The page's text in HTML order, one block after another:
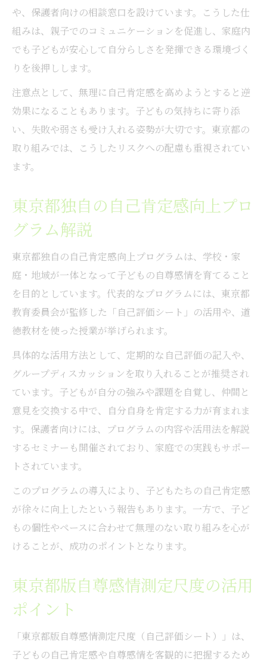
や、保護者向けの相談窓口を設けています。こうした仕
組みは、親子でのコミュニケーションを促進し、家庭内
でも子どもが安心して自分らしさを発揮できる環境づく
りを後押しします。
注意点として、無理に自己肯定感を高めようとすると逆
効果になることもあります。子どもの気持ちに寄り添
い、失敗や弱さも受け入れる姿勢が大切です。東京都の
取り組みでは、こうしたリスクへの配慮も重視されてい
ます。
東京都独自の自己肯定感向上プロ
グラム解説
東京都独自の自己肯定感向上プログラムは、学校・家
庭・地域が一体となって子どもの自尊感情を育てること
を目的としています。代表的なプログラムには、東京都
教育委員会が監修した「自己評価シート」の活用や、道
徳教材を使った授業が挙げられます。
具体的な活用方法として、定期的な自己評価の記入や、
グループディスカッションを取り入れることが推奨され
ています。子どもが自分の強みや課題を自覚し、仲間と
意見を交換する中で、自分自身を肯定する力が育まれま
す。保護者向けには、プログラムの内容や活用法を解説
するセミナーも開催されており、家庭での実践もサポー
トされています。
このプログラムの導入により、子どもたちの自己肯定感
が徐々に向上したという報告もあります。一方で、子ど
もの個性やペースに合わせて無理のない取り組みを心が
けることが、成功のポイントとなります。
東京都版自尊感情測定尺度の活用
ポイント
「東京都版自尊感情測定尺度（自己評価シート）」は、
子どもの自己肯定感や自尊感情を客観的に把握するため